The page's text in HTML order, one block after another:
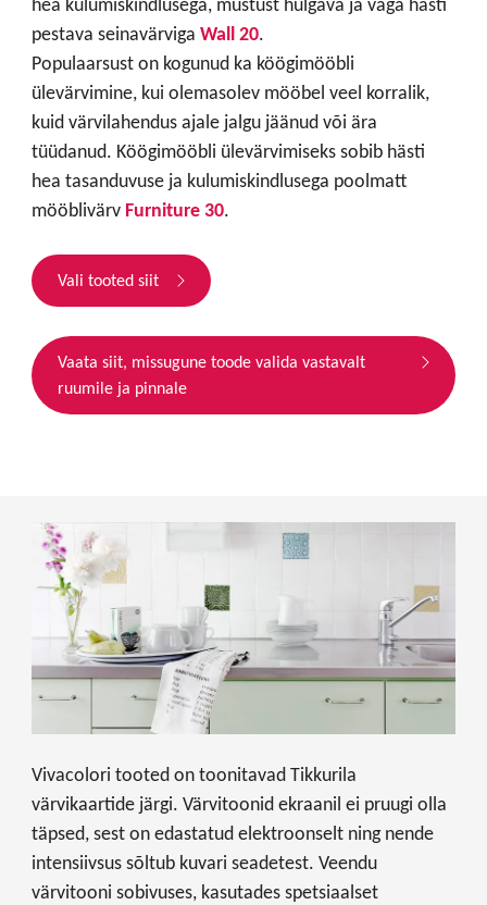
pestava seinavärviga Wall 20.
Populaarsust on kogunud ka köögimööbli
ülevärvimine, kui olemasolev mööbel veel korralik,
kuid värvilahendus ajale jalgu jäänud või ära
tüüdanud. Köögimööbli ülevärvimiseks sobib hästi
hea tasanduvuse ja kulumiskindlusega poolmatt
mööblivärv Furniture 30.
Vali tooted siit
Vaata siit, missugune toode valida vastavalt
ruumile ja pinnale
Vivacolori tooted on toonitavad Tikkurila
värvikaartide järgi. Värvitoonid ekraanil ei pruugi olla
täpsed, sest on edastatud elektroonselt ning nende
intensiivsus sõltub kuvari seadetest. Veendu
värvitooni sobivuses, kasutades spetsiaalset